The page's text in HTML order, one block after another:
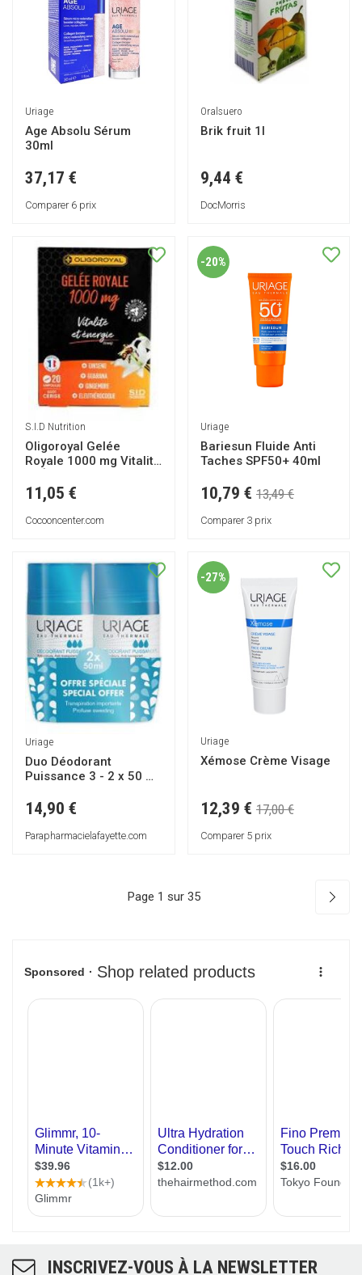
Uriage
Age Absolu Sérum
30ml
37,17 €
Comparer 6 prix
Oralsuero
Brik fruit 1l
9,44 €
DocMorris
S.I.D Nutrition
Oligoroyal Gelée
Royale 1000 mg Vitalité
- Boîte 20 ampoules de
10 ml
11,05 €
Cocooncenter.com
-20%
Uriage
Bariesun Fluide Anti
Taches SPF50+ 40ml
10,79 € 13,49 €
Comparer 3 prix
Uriage
Duo Déodorant
Puissance 3 - 2 x 50 ml
14,90 €
Parapharmacielafayette.com
-27%
Uriage
Xémose Crème Visage
12,39 € 17,00 €
Comparer 5 prix
Page 1 sur 35
INSCRIVEZ-VOUS À LA NEWSLETTER